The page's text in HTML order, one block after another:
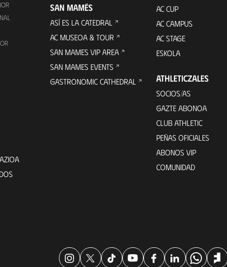
SAN MAMÉS
ASÍ ES LA CATEDRAL
AC MUSEOA & TOUR
SAN MAMES VIP AREA
SAN MAMES EVENTS
GASTRONOMIC CATHEDRAL
AC CUP
AC CAMPUS
AC STAGE
ESKOLA
ATHLETICZALES
SOCIOS/AS
GAZTE ABONOA
CLUB ATHLETIC
PEÑAS OFICIALES
ABONOS VIP
COMUNIDAD